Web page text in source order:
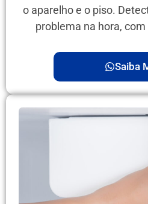
o aparelho e o piso.
problema na hora,
Saiba